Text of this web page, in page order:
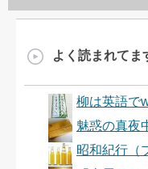
よく読まれて
柳は英語で
魅惑の真夜
昭和紀行（